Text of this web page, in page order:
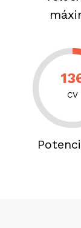
CV